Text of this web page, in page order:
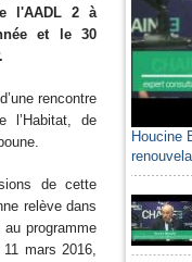
l'AADL 2 à
et le 30
rencontre
l’Habitat, de
de cette
relève dans
programme
mars 2016,
Houcine